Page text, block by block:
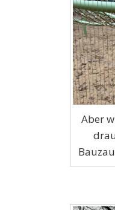
Aber